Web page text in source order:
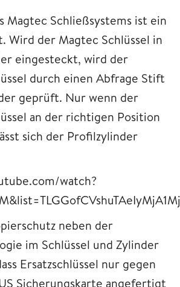
Magtec Schließsystems ist ein
Wird der Magtec Schlüssel in
eingesteckt, wird der
durch einen Abfrage Stift
geprüft. Nur wenn der
an der richtigen Position
sich der Profilzylinder
watch?
neben der
im Schlüssel und Zylinder
Ersatzschlüssel nur gegen
Sicherungskarte angefertigt